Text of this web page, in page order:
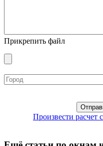
Прикрепить файл
Произвести расчет